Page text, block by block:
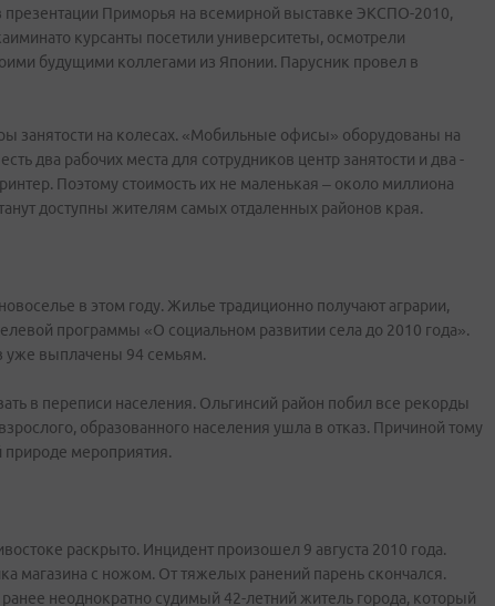
презентации Приморья на всемирной выставке ЭКСПО-2010,
курсанты посетили университеты, осмотрели
будущими коллегами из Японии. Парусник провел в
занятости на колесах. «Мобильные офисы» оборудованы на
два рабочих места для сотрудников центр занятости и два -
Поэтому стоимость их не маленькая – около миллиона
доступны жителям самых отдаленных районов края.
в этом году. Жилье традиционно получают аграрии,
программы «О социальном развитии села до 2010 года».
уже выплачены 94 семьям.
в переписи населения. Ольгинсий район побил все рекорды
образованного населения ушла в отказ. Причиной тому
природе мероприятия.
раскрыто. Инцидент произошел 9 августа 2010 года.
магазина с ножом. От тяжелых ранений парень скончался.
неоднократно судимый 42-летний житель города, который